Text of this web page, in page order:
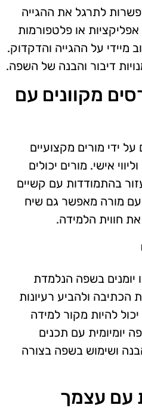
לתרגל את ההגייה
או פלטפורמות
מיידי על ההגייה והדקדוק.
דיבור והבנה של השפה.
מקוונים עם
ידי מורים מקצועיים
אישי. מורים יכולים
בהתמודדות עם קשיים
מורה מאפשר גם שיח
חווית הלמידה.
יומנים בשפה הנלמדת
ולהביע רעיונות
להיות מקור למידה
יומיומית עם תכנים
ושימוש בשפה בצורה
עם עצמך